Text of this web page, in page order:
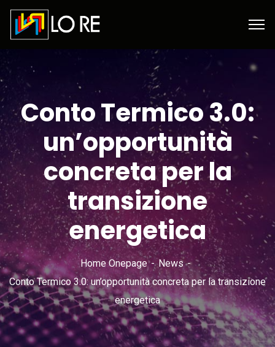
Conto Termico 3.0:
un’opportunità
concreta per la
transizione
energetica
Home Onepage
News
Conto Termico 3.0: un’opportunità concreta per la transizione
energetica